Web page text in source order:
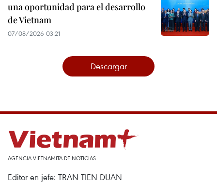
una oportunidad para el desarrollo
de Vietnam
07/08/2026 03:21
Descargar
AGENCIA VIETNAMITA DE NOTICIAS
Editor en jefe: TRAN TIEN DUAN